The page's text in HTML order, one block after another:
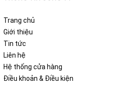
Trang chủ
Giới thiệu
Tin tức
Liên hệ
Hệ thống cửa hàng
Điều khoản & Điều kiện